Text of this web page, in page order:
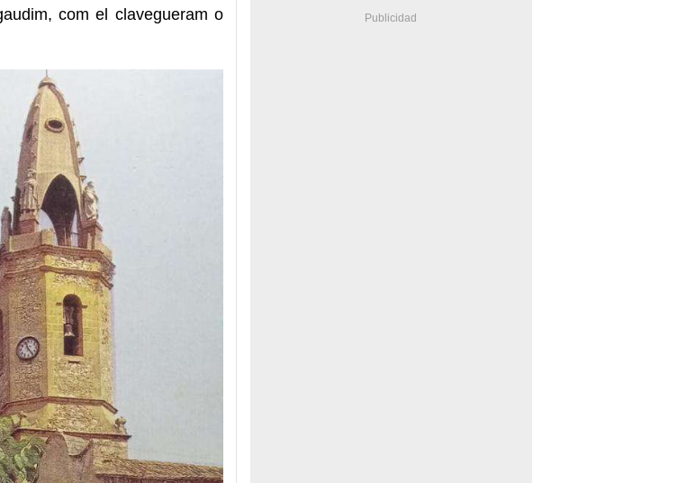
com el clavegueram o